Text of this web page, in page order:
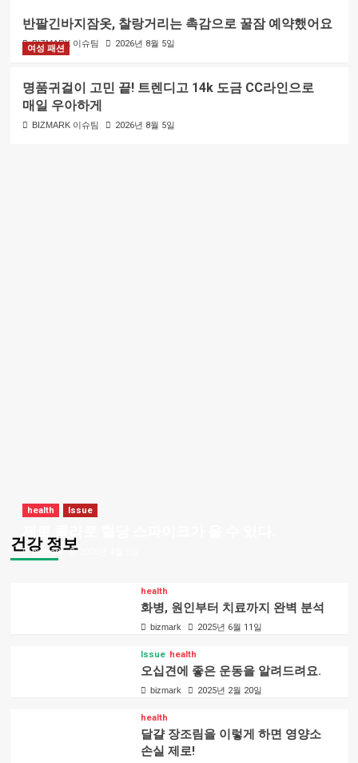
반팔긴바지잠옷, 찰랑거리는 촉감으로 꿀잠 예약했어요
BIZMARK 이슈팀 2026년 8월 5일
여성 패션
명품귀걸이 고민 끝! 트렌디고 14k 도금 CC라인으로
매일 우아하게
BIZMARK 이슈팀 2026년 8월 5일
건강 정보
health Issue
bizmark
health
화병, 원인부터 치료까지 완벽 분석
bizmark 2025년 6월 11일
Issue health
오십견에 좋은 운동을 알려드려요.
bizmark 2025년 2월 20일
health
달걀 장조림을 이렇게 하면 영양소
손실 제로!